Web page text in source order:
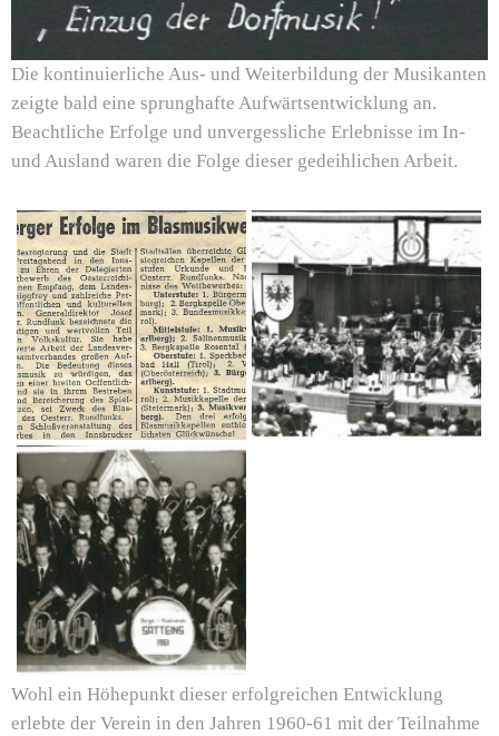
Die kontinuierliche Aus- und Weiterbildung der Musikanten
zeigte bald eine sprunghafte Aufwärtsentwicklung an.
Beachtliche Erfolge und unvergessliche Erlebnisse im In-
und Ausland waren die Folge dieser gedeihlichen Arbeit.
Wohl ein Höhepunkt dieser erfolgreichen Entwicklung
erlebte der Verein in den Jahren 1960-61 mit der Teilnahme